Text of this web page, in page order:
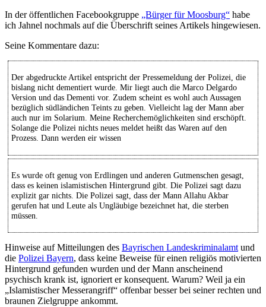
In der öffentlichen Facebookgruppe „Bürger für Moosburg“ habe
ich Jahnel nochmals auf die Überschrift seines Artikels hingewiesen.
Seine Kommentare dazu:
Der abgedruckte Artikel entspricht der Pressemeldung der Polizei, die
bislang nicht dementiert wurde. Mir liegt auch die Marco Delgardo
Version und das Dementi vor. Zudem scheint es wohl auch Aussagen
bezüglich südländichen Teints zu geben. Vielleicht lag der Mann aber
auch nur im Solarium. Meine Recherchemöglichkeiten sind erschöpft.
Solange die Polizei nichts neues meldet heißt das Waren auf den
Prozess. Dann werden eir wissen
Es wurde oft genug von Erdlingen und anderen Gutmenschen gesagt,
dass es keinen islamistischen Hintergrund gibt. Die Polizei sagt dazu
explizit gar nichts. Die Polizei sagt, dass der Mann Allahu Akbar
gerufen hat und Leute als Ungläubige bezeichnet hat, die sterben
müssen.
Hinweise auf Mitteilungen des Bayrischen Landeskriminalamt und
die Polizei Bayern, dass keine Beweise für einen religiös motivierten
Hintergrund gefunden wurden und der Mann anscheinend
psychisch krank ist, ignoriert er konsequent. Warum? Weil ja ein
„Islamistischer Messerangriff“ offenbar besser bei seiner rechten und
braunen Zielgruppe ankommt.